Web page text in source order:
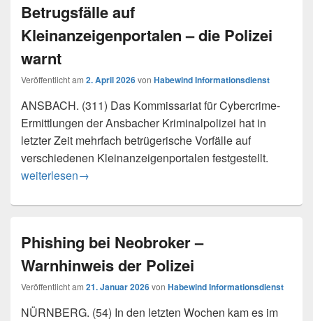
Betrugsfälle auf
Kleinanzeigenportalen – die Polizei
warnt
Veröffentlicht am 2. April 2026von Habewind Informationsdienst
ANSBACH. (311) Das Kommissariat für Cybercrime-
Ermittlungen der Ansbacher Kriminalpolizei hat in
letzter Zeit mehrfach betrügerische Vorfälle auf
verschiedenen Kleinanzeigenportalen festgestellt.
Betrugsfälle auf Kleinanzeigenportalen – die Polizei warnt
weiterlesen→
Phishing bei Neobroker –
Warnhinweis der Polizei
Veröffentlicht am 21. Januar 2026von Habewind Informationsdienst
NÜRNBERG. (54) In den letzten Wochen kam es im